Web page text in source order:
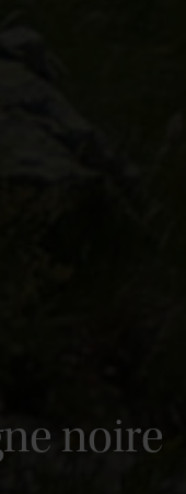
noire